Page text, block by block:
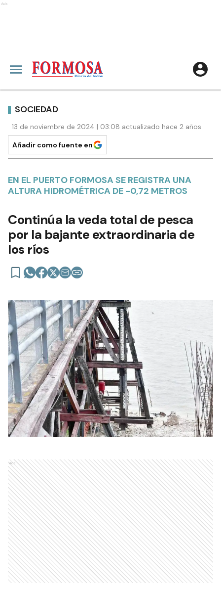
Ads
SOCIEDAD
13 de noviembre de 2024 | 03:08 actualizado hace 2 años
Añadir como fuente en
EN EL PUERTO FORMOSA SE REGISTRA UNA
ALTURA HIDROMÉTRICA DE -0,72 METROS
Continúa la veda total de pesca
por la bajante extraordinaria de
los ríos
Ads